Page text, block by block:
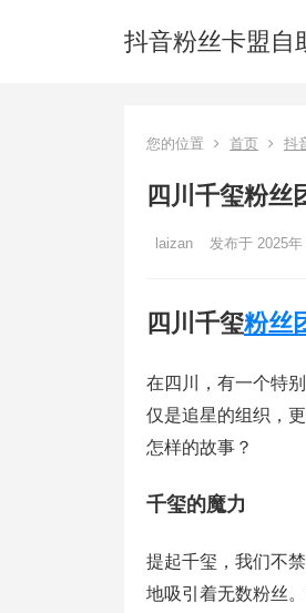
抖音粉丝卡盟自
您的位置 首页 抖
四川千玺粉丝
laizan 发布于 2025年
四川千玺粉丝
在四川，有一个特
仅是追星的组织，
怎样的故事？
千玺的魔力
提起千玺，我们不
地吸引着无数粉丝